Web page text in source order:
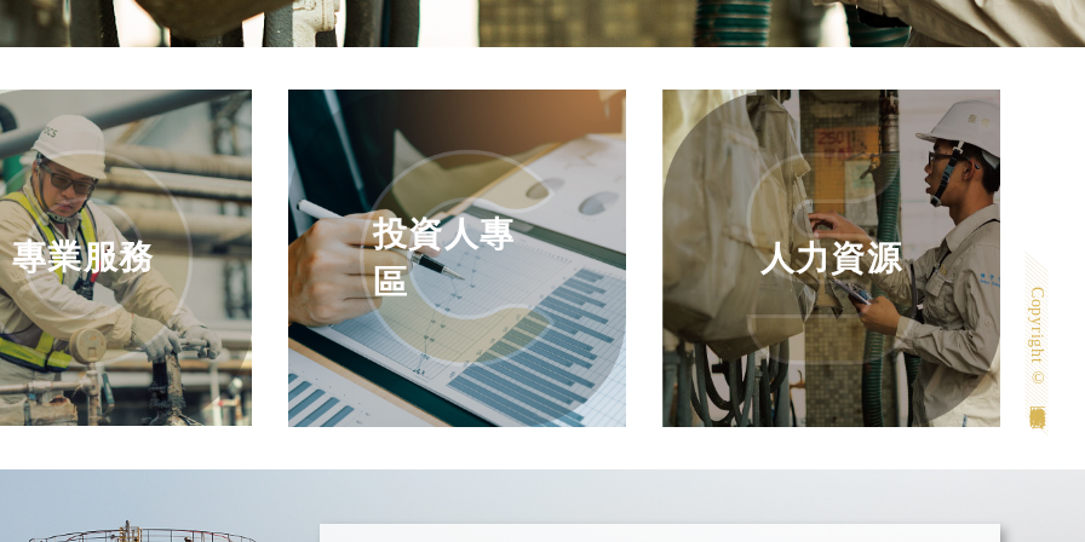
專業服務
投資人專
區
人力資源
Copyright © 匯僑股份有限公司